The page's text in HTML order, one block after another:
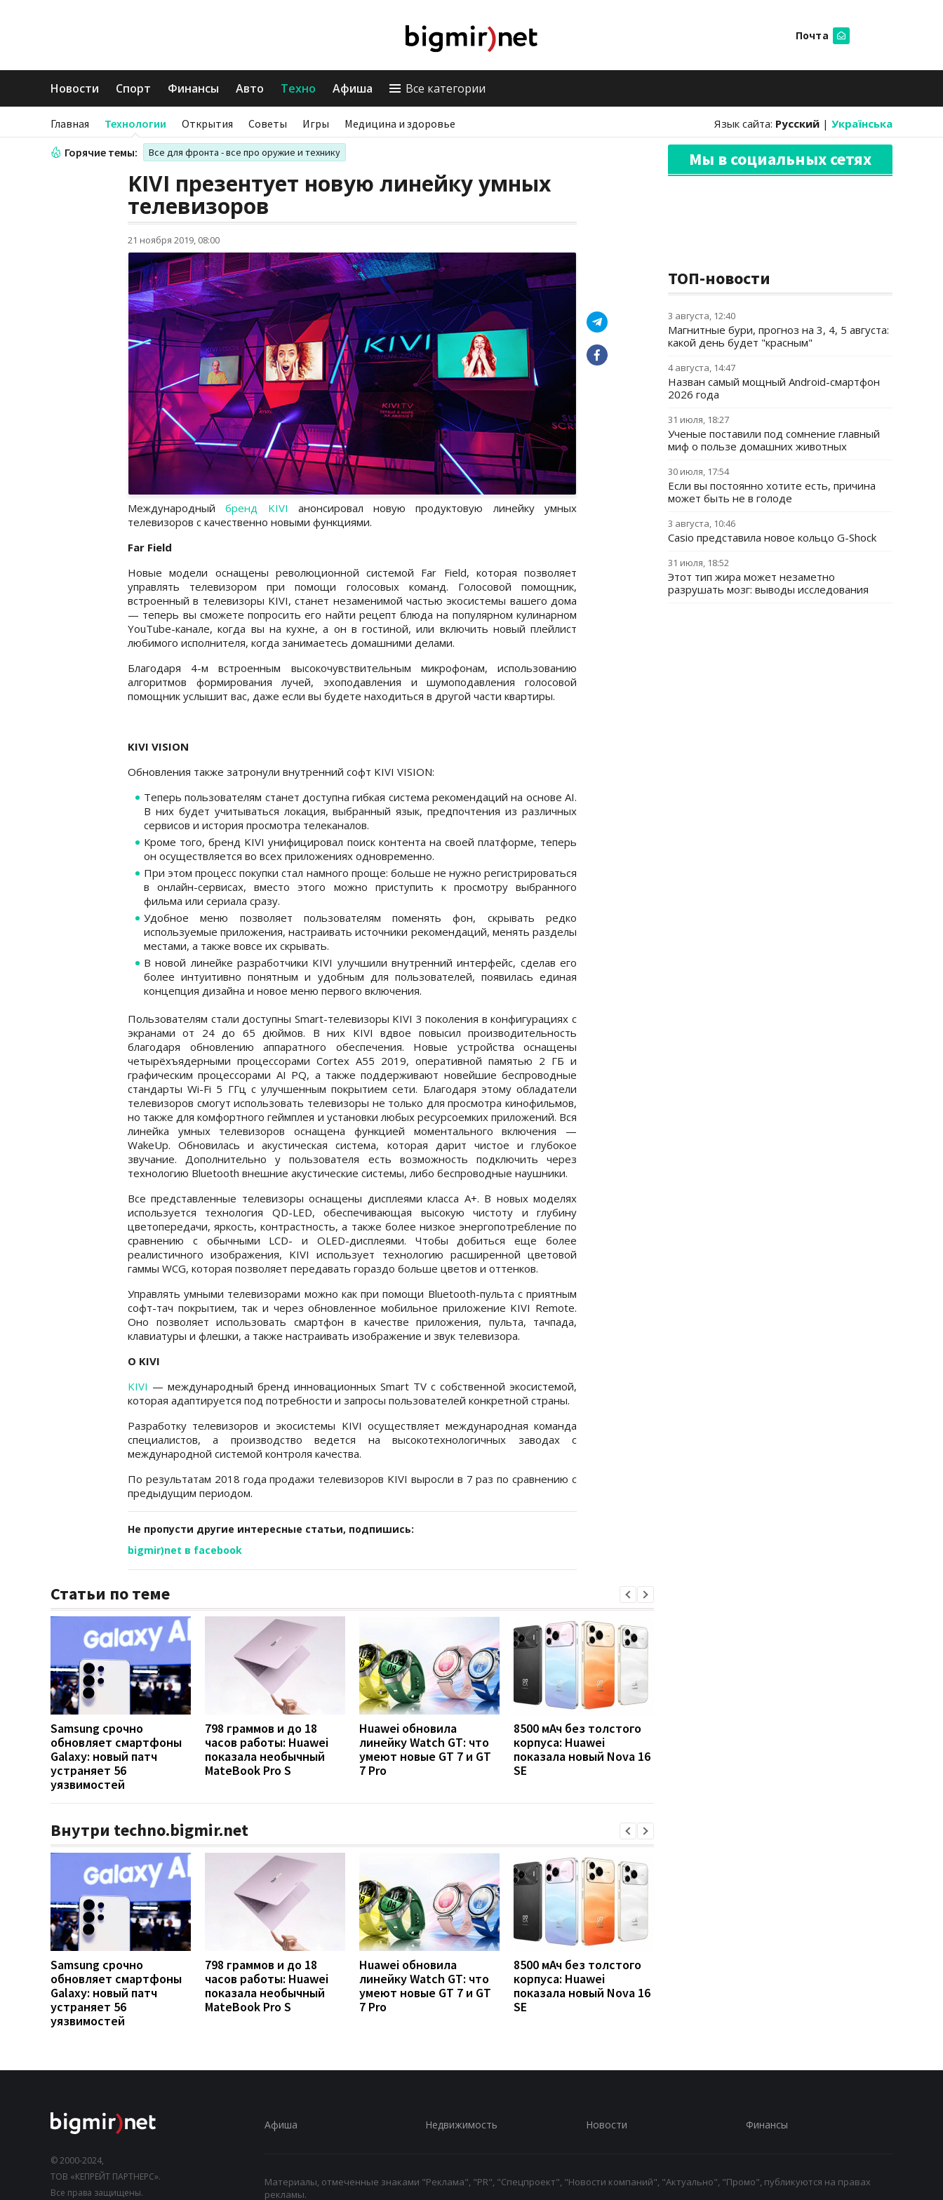
Почта
Новости Спорт Финансы Авто Техно Афиша Все категории
Главная Технологии Открытия Советы Игры Медицина и здоровье Язык сайта: Русский | Українська
Горячие темы: Все для фронта - все про оружие и технику
KIVI презентует новую линейку умных
телевизоров
21 ноября 2019, 08:00
Международныйбренд KIVI анонсировал новую продуктовую линейку умных
телевизоров с качественно новыми функциями.
Far Field
Новые модели оснащены революционной системой Far Field, которая позволяет
управлять телевизором при помощи голосовых команд. Голосовой помощник,
встроенный в телевизоры KIVI, станет незаменимой частью экосистемы вашего дома
— теперь вы сможете попросить его найти рецепт блюда на популярном кулинарном
YouTube-канале, когда вы на кухне, а он в гостиной, или включить новый плейлист
любимого исполнителя, когда занимаетесь домашними делами.
Благодаря 4-м встроенным высокочувствительным микрофонам, использованию
алгоритмов формирования лучей, эхоподавления и шумоподавления голосовой
помощник услышит вас, даже если вы будете находиться в другой части квартиры.
KIVI VISION
Обновления также затронули внутренний софт KIVI VISION:
Теперь пользователям станет доступна гибкая система рекомендаций на основе AI.
В них будет учитываться локация, выбранный язык, предпочтения из различных
сервисов и история просмотра телеканалов.
Кроме того, бренд KIVI унифицировал поиск контента на своей платформе, теперь
он осуществляется во всех приложениях одновременно.
При этом процесс покупки стал намного проще: больше не нужно регистрироваться
в онлайн-сервисах, вместо этого можно приступить к просмотру выбранного
фильма или сериала сразу.
Удобное меню позволяет пользователям поменять фон, скрывать редко
используемые приложения, настраивать источники рекомендаций, менять разделы
местами, а также вовсе их скрывать.
В новой линейке разработчики KIVI улучшили внутренний интерфейс, сделав его
более интуитивно понятным и удобным для пользователей, появилась единая
концепция дизайна и новое меню первого включения.
Пользователям стали доступны Smart-телевизоры KIVI 3 поколения в конфигурациях с
экранами от 24 до 65 дюймов. В них KIVI вдвое повысил производительность
благодаря обновлению аппаратного обеспечения. Новые устройства оснащены
четырёхъядерными процессорами Cortex A55 2019, оперативной памятью 2 ГБ и
графическим процессорами AI PQ, а также поддерживают новейшие беспроводные
стандарты Wi-Fi 5 ГГц с улучшенным покрытием сети. Благодаря этому обладатели
телевизоров смогут использовать телевизоры не только для просмотра кинофильмов,
но также для комфортного геймплея и установки любых ресурсоемких приложений. Вся
линейка умных телевизоров оснащена функцией моментального включения —
WakeUp. Обновилась и акустическая система, которая дарит чистое и глубокое
звучание. Дополнительно у пользователя есть возможность подключить через
технологию Bluetooth внешние акустические системы, либо беспроводные наушники.
Все представленные телевизоры оснащены дисплеями класса А+. В новых моделях
используется технология QD-LED, обеспечивающая высокую чистоту и глубину
цветопередачи, яркость, контрастность, а также более низкое энергопотребление по
сравнению с обычными LCD- и OLED-дисплеями. Чтобы добиться еще более
реалистичного изображения, KIVI использует технологию расширенной цветовой
гаммы WCG, которая позволяет передавать гораздо больше цветов и оттенков.
Управлять умными телевизорами можно как при помощи Bluetooth-пульта с приятным
софт-тач покрытием, так и через обновленное мобильное приложение KIVI Remote.
Оно позволяет использовать смартфон в качестве приложения, пульта, тачпада,
клавиатуры и флешки, а также настраивать изображение и звук телевизора.
О KIVI
KIVI — международный бренд инновационных Smart TV с собственной экосистемой,
которая адаптируется под потребности и запросы пользователей конкретной страны.
Разработку телевизоров и экосистемы KIVI осуществляет международная команда
специалистов, а производство ведется на высокотехнологичных заводах с
международной системой контроля качества.
По результатам 2018 года продажи телевизоров KIVI выросли в 7 раз по сравнению с
предыдущим периодом.
Не пропусти другие интересные статьи, подпишись:
bigmir)net в facebook
Статьи по теме
Samsung срочно
обновляет смартфоны
Galaxy: новый патч
устраняет 56
уязвимостей
798 граммов и до 18
часов работы: Huawei
показала необычный
MateBook Pro S
Huawei обновила
линейку Watch GT: что
умеют новые GT 7 и GT
7 Pro
8500 мАч без толстого
корпуса: Huawei
показала новый Nova 16
SE
Внутри techno.bigmir.net
Samsung срочно
обновляет смартфоны
Galaxy: новый патч
устраняет 56
уязвимостей
798 граммов и до 18
часов работы: Huawei
показала необычный
MateBook Pro S
Huawei обновила
линейку Watch GT: что
умеют новые GT 7 и GT
7 Pro
8500 мАч без толстого
корпуса: Huawei
показала новый Nova 16
SE
Мы в социальных сетях
ТОП-новости
3 августа, 12:40
Магнитные бури, прогноз на 3, 4, 5 августа:
какой день будет "красным"
4 августа, 14:47
Назван самый мощный Android-смартфон
2026 года
31 июля, 18:27
Ученые поставили под сомнение главный
миф о пользе домашних животных
30 июля, 17:54
Если вы постоянно хотите есть, причина
может быть не в голоде
3 августа, 10:46
Casio представила новое кольцо G-Shock
31 июля, 18:52
Этот тип жира может незаметно
разрушать мозг: выводы исследования
© 2000-2024,
ТОВ «КЕПРЕЙТ ПАРТНЕРС».
Все права защищены.
Афиша Недвижимость Новости Финансы
Материалы, отмеченные знаками "Реклама", "PR", "Спецпроект", "Новости компаний", "Актуально", "Промо", публикуются на правах
рекламы.